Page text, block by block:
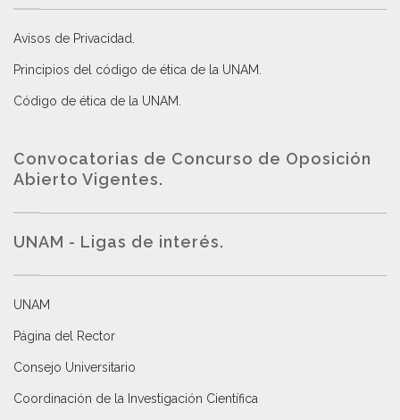
Avisos de Privacidad
Principios del código de ética de la UNAM
Código de ética de la UNAM
Convocatorias de Concurso de Oposición
Abierto Vigentes.
UNAM - Ligas de interés.
UNAM
Página del Rector
Consejo Universitario
Coordinación de la Investigación Científica